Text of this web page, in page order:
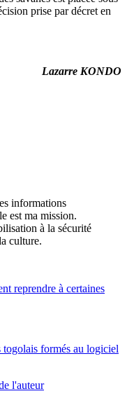
prise par décret en
Lazarre KONDO
informations
est ma mission.
à la sécurité
culture.
reprendre à certaines
togolais formés au logiciel
l'auteur